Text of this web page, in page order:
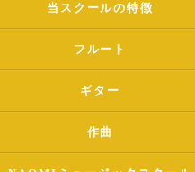
当スクールの特徴
フルート
ギター
作曲